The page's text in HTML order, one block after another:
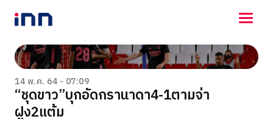
NEWS
ENTERTAINMENT
LIFESTYLE
HOROSCOPE
14 พ.ค. 64 - 07:09
“ชุดขาว”บุกอัดกรานาดา4-1ตามจ่า
ฝูง2แต้ม